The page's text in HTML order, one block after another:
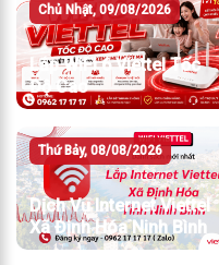
Chủ Nhật, 09/08/2026
Lắp WiFi 6 Viettel Tốc
Độ Cao
Thứ Bảy, 08/08/2026
Dịch Vụ Internet Viettel
Xã Định Hóa Ninh Bình